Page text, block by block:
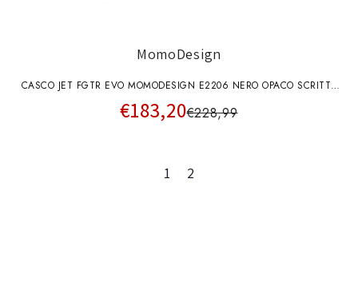
MomoDesign
CASCO JET FGTR EVO MOMODESIGN E2206 NERO OPACO SCRITTA
GRIGIA
€183,20€228,99
1 2